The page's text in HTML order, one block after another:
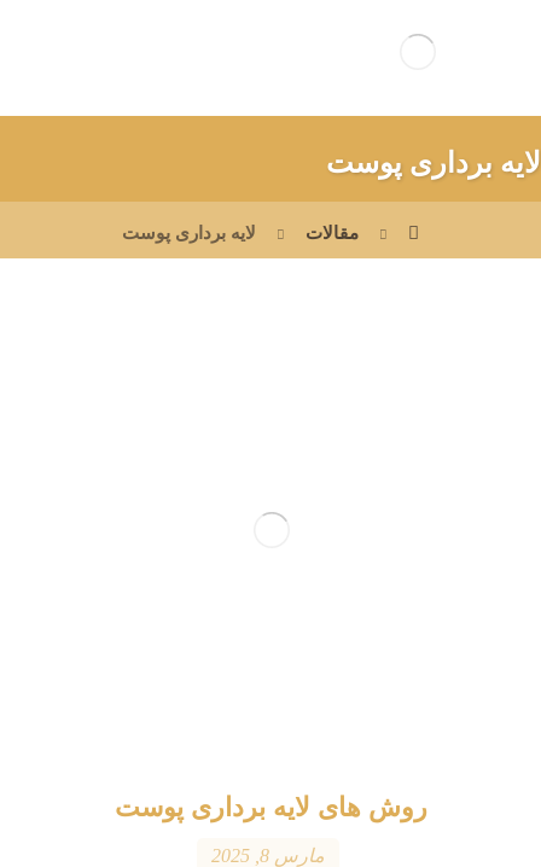
لایه برداری پوست
مقالات لایه برداری پوست
روش های لایه برداری پوست
مارس 8, 2025